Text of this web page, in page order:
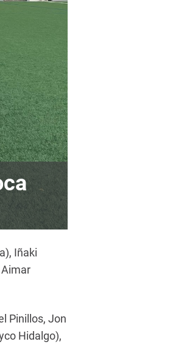
Iñaki
Aimar
Pinillos, Jon
Hidalgo),